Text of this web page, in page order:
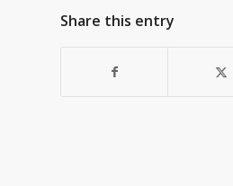
Share this entry